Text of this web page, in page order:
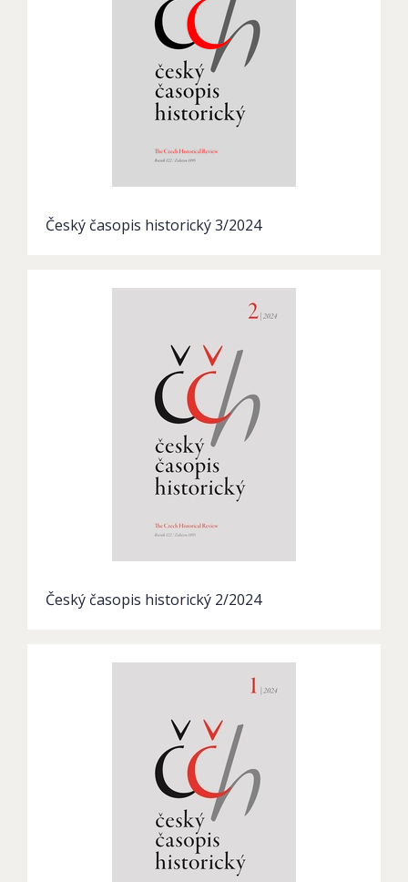
Český časopis historický 3/2024
Český časopis historický 2/2024